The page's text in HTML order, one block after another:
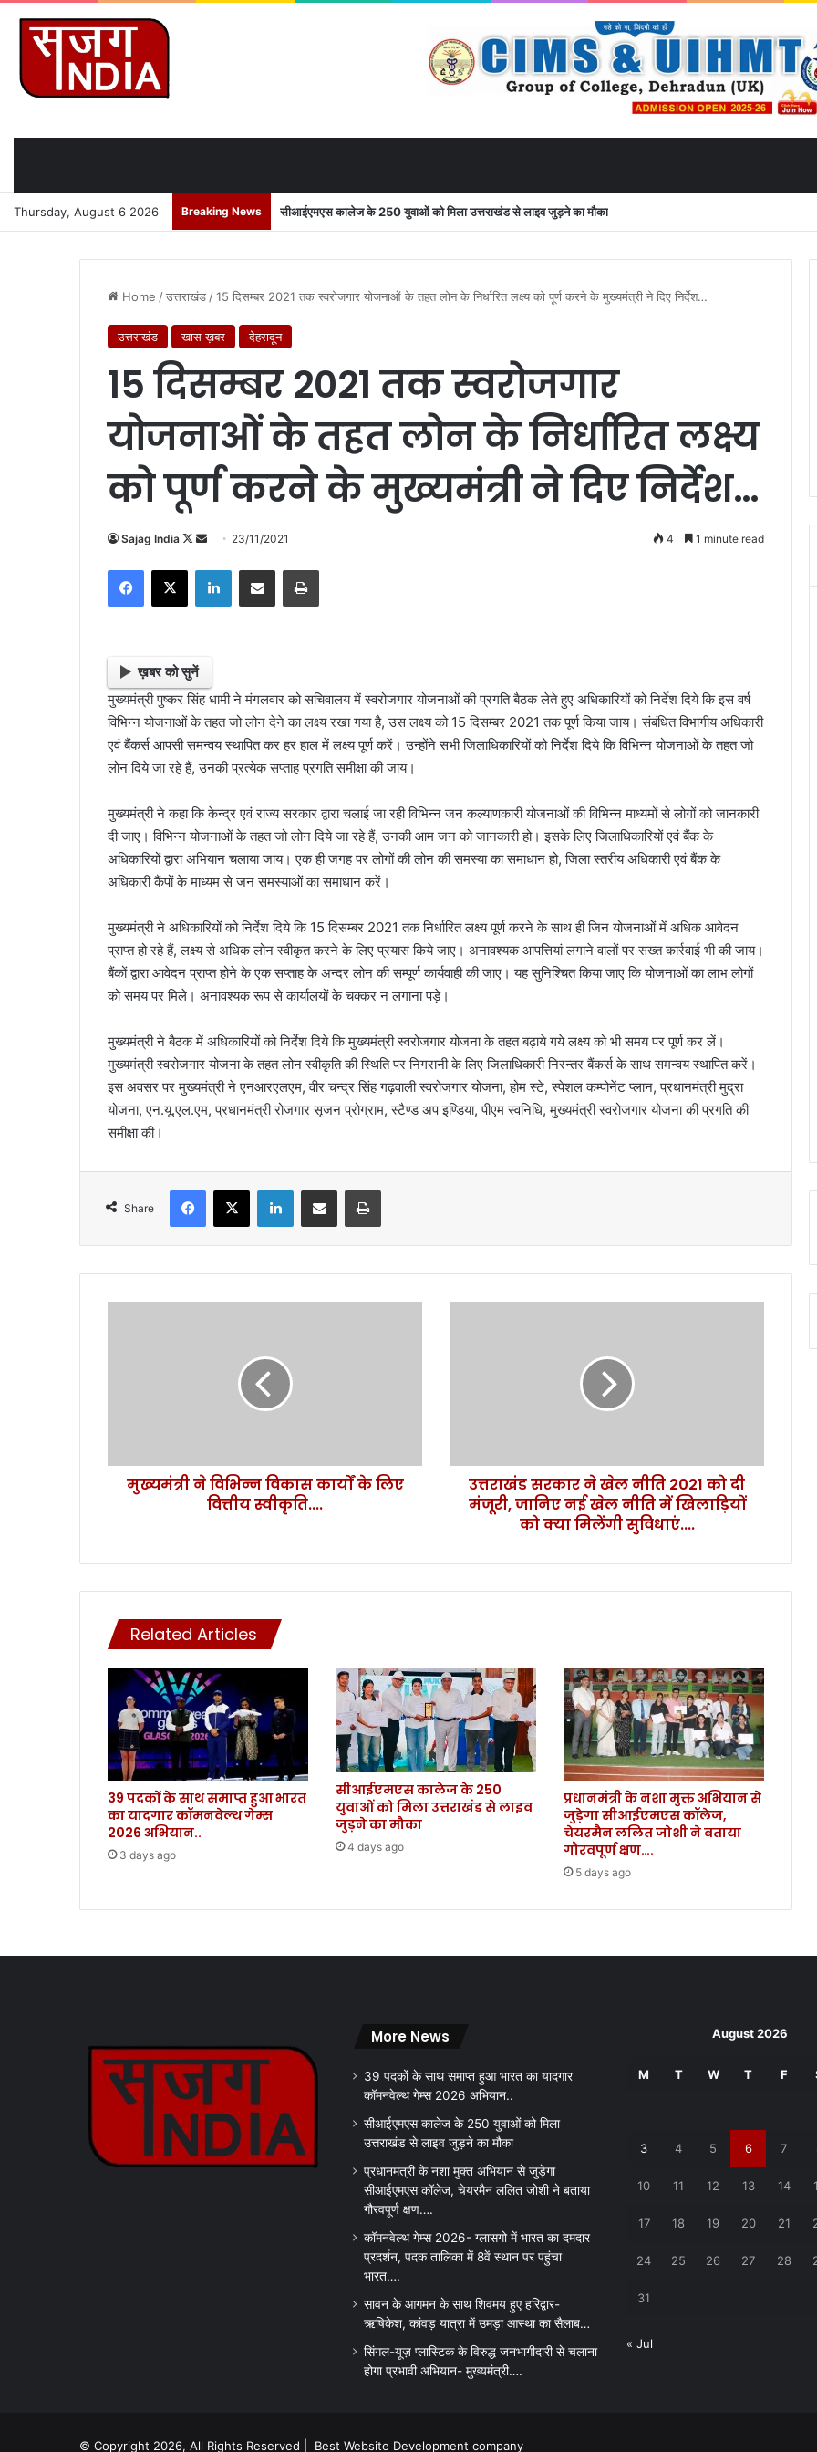
Thursday, August 6 2026 Breaking News सीआईएमएस कालेज के 250 युवाओं को मिला उत्तराखंड से लाइव जुड़ने का मौका
Home /उत्तराखंड /15 दिसम्बर 2021 तक स्वरोजगार योजनाओं के तहत लोन के निर्धारित लक्ष्य को पूर्ण करने के मुख्यमंत्री ने दिए निर्देश…
उत्तराखंड खास ख़बर देहरादून
15 दिसम्बर 2021 तक स्वरोजगार
योजनाओं के तहत लोन के निर्धारित लक्ष्य
को पूर्ण करने के मुख्यमंत्री ने दिए निर्देश…
Sajag India
F
l
o
n
n
d
m
23/11/2021 4 1 minute read
ख़बर को सुनें
मुख्यमंत्री पुष्कर सिंह धामी ने मंगलवार को सचिवालय में स्वरोजगार योजनाओं की प्रगति बैठक लेते हुए अधिकारियों को निर्देश दिये कि इस वर्ष
विभिन्न योजनाओं के तहत जो लोन देने का लक्ष्य रखा गया है, उस लक्ष्य को 15 दिसम्बर 2021 तक पूर्ण किया जाय। संबंधित विभागीय अधिकारी
एवं बैंकर्स आपसी समन्वय स्थापित कर हर हाल में लक्ष्य पूर्ण करें। उन्होंने सभी जिलाधिकारियों को निर्देश दिये कि विभिन्न योजनाओं के तहत जो
लोन दिये जा रहे हैं, उनकी प्रत्येक सप्ताह प्रगति समीक्षा की जाय।
मुख्यमंत्री ने कहा कि केन्द्र एवं राज्य सरकार द्वारा चलाई जा रही विभिन्न जन कल्याणकारी योजनाओं की विभिन्न माध्यमों से लोगों को जानकारी
दी जाए। विभिन्न योजनाओं के तहत जो लोन दिये जा रहे हैं, उनकी आम जन को जानकारी हो। इसके लिए जिलाधिकारियों एवं बैंक के
अधिकारियों द्वारा अभियान चलाया जाय। एक ही जगह पर लोगों की लोन की समस्या का समाधान हो, जिला स्तरीय अधिकारी एवं बैंक के
अधिकारी कैंपों के माध्यम से जन समस्याओं का समाधान करें।
मुख्यमंत्री ने अधिकारियों को निर्देश दिये कि 15 दिसम्बर 2021 तक निर्धारित लक्ष्य पूर्ण करने के साथ ही जिन योजनाओं में अधिक आवेदन
प्राप्त हो रहे हैं, लक्ष्य से अधिक लोन स्वीकृत करने के लिए प्रयास किये जाए। अनावश्यक आपत्तियां लगाने वालों पर सख्त कार्रवाई भी की जाय।
बैंकों द्वारा आवेदन प्राप्त होने के एक सप्ताह के अन्दर लोन की सम्पूर्ण कार्यवाही की जाए। यह सुनिश्चित किया जाए कि योजनाओं का लाभ लोगों
को समय पर मिले। अनावश्यक रूप से कार्यालयों के चक्कर न लगाना पड़े।
मुख्यमंत्री ने बैठक में अधिकारियों को निर्देश दिये कि मुख्यमंत्री स्वरोजगार योजना के तहत बढ़ाये गये लक्ष्य को भी समय पर पूर्ण कर लें।
मुख्यमंत्री स्वरोजगार योजना के तहत लोन स्वीकृति की स्थिति पर निगरानी के लिए जिलाधिकारी निरन्तर बैंकर्स के साथ समन्वय स्थापित करें।
इस अवसर पर मुख्यमंत्री ने एनआरएलएम, वीर चन्द्र सिंह गढ़वाली स्वरोजगार योजना, होम स्टे, स्पेशल कम्पोनेंट प्लान, प्रधानमंत्री मुद्रा
योजना, एन.यू.एल.एम, प्रधानमंत्री रोजगार सृजन प्रोग्राम, स्टैण्ड अप इण्डिया, पीएम स्वनिधि, मुख्यमंत्री स्वरोजगार योजना की प्रगति की
समीक्षा की।
Share
वि
के
त्ती
कृ
.
.
.
.
मुख्यमंत्री ने विभिन्न विकास कार्यों के लिए
वित्तीय स्वीकृति....
र
ति
दी
मं
री
,
जा
नि
ए
मि
लें
गी
वि
धा
एं
.
उत्तराखंड सरकार ने खेल नीति 2021 को दी
मंजूरी, जानिए नई खेल नीति में खिलाड़ियों
को क्या मिलेंगी सुविधाएं....
Related Articles
39 पदकों के साथ समाप्त हुआ भारत
का यादगार कॉमनवेल्थ गेम्स
2026 अभियान..
3 days ago
सीआईएमएस कालेज के 250
युवाओं को मिला उत्तराखंड से लाइव
जुड़ने का मौका
4 days ago
प्रधानमंत्री के नशा मुक्त अभियान से
जुड़ेगा सीआईएमएस कॉलेज,
चेयरमैन ललित जोशी ने बताया
गौरवपूर्ण क्षण….
5 days ago
More News
39 पदकों के साथ समाप्त हुआ भारत का यादगार
कॉमनवेल्थ गेम्स 2026 अभियान..
सीआईएमएस कालेज के 250 युवाओं को मिला
उत्तराखंड से लाइव जुड़ने का मौका
प्रधानमंत्री के नशा मुक्त अभियान से जुड़ेगा
सीआईएमएस कॉलेज, चेयरमैन ललित जोशी ने बताया
गौरवपूर्ण क्षण….
कॉमनवेल्थ गेम्स 2026- ग्लासगो में भारत का दमदार
प्रदर्शन, पदक तालिका में 8वें स्थान पर पहुंचा
भारत….
सावन के आगमन के साथ शिवमय हुए हरिद्वार-
ऋषिकेश, कांवड़ यात्रा में उमड़ा आस्था का सैलाब…
सिंगल-यूज़ प्लास्टिक के विरुद्ध जनभागीदारी से चलाना
होगा प्रभावी अभियान- मुख्यमंत्री….
August 2026
M T W T F
3 4 5 6 7
10 11 12 13 14
17 18 19 20 21
24 25 26 27 28
31
« Jul
© Copyright 2026, All Rights Reserved | Best Website Development company